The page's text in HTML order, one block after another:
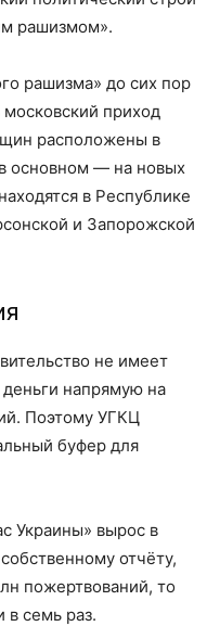
рашизмом».
рашизма» до сих пор
приход
расположены в
основном — на новых
в Республике
и Запорожской
не имеет
напрямую на
Поэтому УГКЦ
буфер для
Украины» вырос в
отчёту,
пожертвований, то
семь раз.